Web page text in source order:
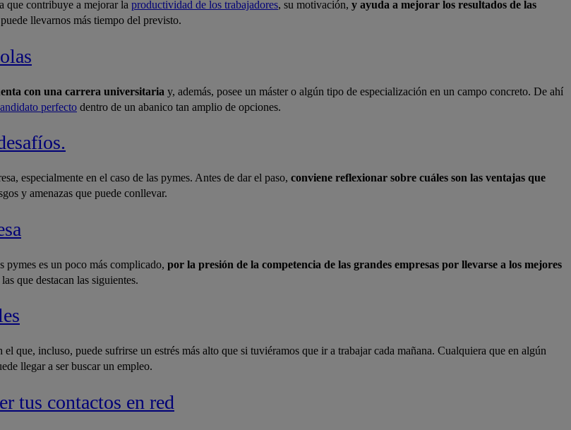
que contribuye a mejorar la productividad de los trabajadores, su motivación, y ayuda a mejorar los resultados de las
llevarnos más tiempo del previsto.
con una carrera universitaria y, además, posee un máster o algún tipo de especialización en un campo concreto. De ahí
perfecto dentro de un abanico tan amplio de opciones.
especialmente en el caso de las pymes. Antes de dar el paso, conviene reflexionar sobre cuáles son las ventajas que
y amenazas que puede conllevar.
es un poco más complicado, por la presión de la competencia de las grandes empresas por llevarse a los mejores
que destacan las siguientes.
que, incluso, puede sufrirse un estrés más alto que si tuviéramos que ir a trabajar cada mañana. Cualquiera que en algún
llegar a ser buscar un empleo.
tus contactos en red